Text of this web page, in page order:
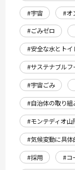
#宇宙
#オ
#ごみゼロ
#安全な水とトイ
#サステナブルフ
#宇宙ごみ
#自治体の取り組
#モンテディオ山
#気候変動に具体
#採用
#コ